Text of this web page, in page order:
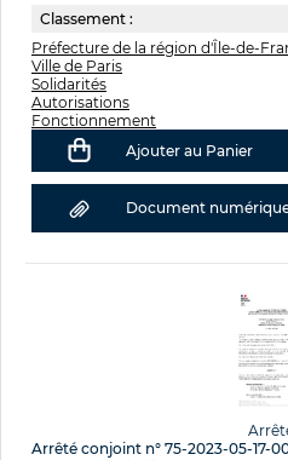
Classement :
Préfecture de la région d'Île-de-
Ville de Paris
Solidarités
Autorisations
Fonctionnement
Ajouter au Panier
Document
Arrêté conjoint n° 75-2023-05-17-